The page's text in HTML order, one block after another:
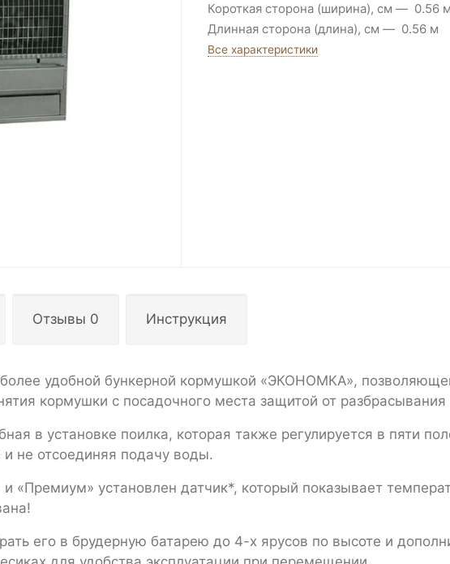
Короткая сторона (ширина), см
0.56 м
Длинная сторона (длина), см
0.56 м
Все характеристики
Отзывы 0 Инструкция
удобной бункерной кормушкой «ЭКОНОМКА»,
кормушки с посадочного места защитой от
в установке поилка, которая также регулируется в пяти
не отсоединяя подачу воды.
«Премиум» установлен датчик*, который показывает
его в брудерную батарею до 4-х ярусов по высоте и